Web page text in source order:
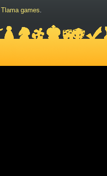
Tlama games.